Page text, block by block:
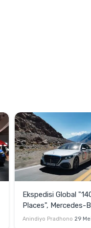
Ekspedisi Global
Places", Mercedes-
Menjelajahi Enam
Anindiyo Pradhono 29